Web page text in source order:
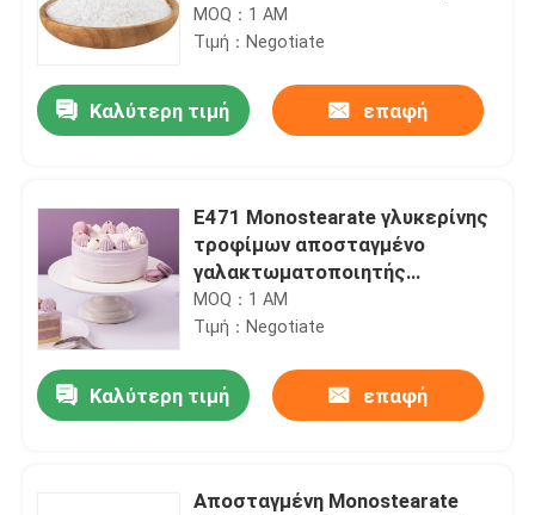
καθημερινά
MOQ：1 ΑΜ
Τιμή：Negotiate
Καλύτερη τιμή επαφή
E471 Monostearate γλυκερίνης
τροφίμων αποσταγμένο
γαλακτωματοποιητής
πιστοποιητικό GMS DMG 95%
Halal
MOQ：1 ΑΜ
Τιμή：Negotiate
Καλύτερη τιμή επαφή
Αποσταγμένη Monostearate